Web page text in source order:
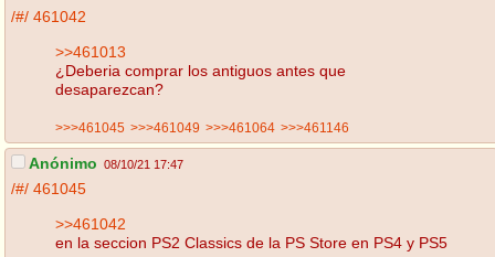
/#/ 461042
>>461013
¿Deberia comprar los antiguos antes que
desaparezcan?
>>>461045 >>>461049 >>>461064 >>>461146
Anónimo 08/10/21 17:47
/#/ 461045
>>461042
en la seccion PS2 Classics de la PS Store en PS4 y PS5